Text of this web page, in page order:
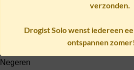
verzonden.
Drogist Solo wenst iedereen
ontspannen
Negeren